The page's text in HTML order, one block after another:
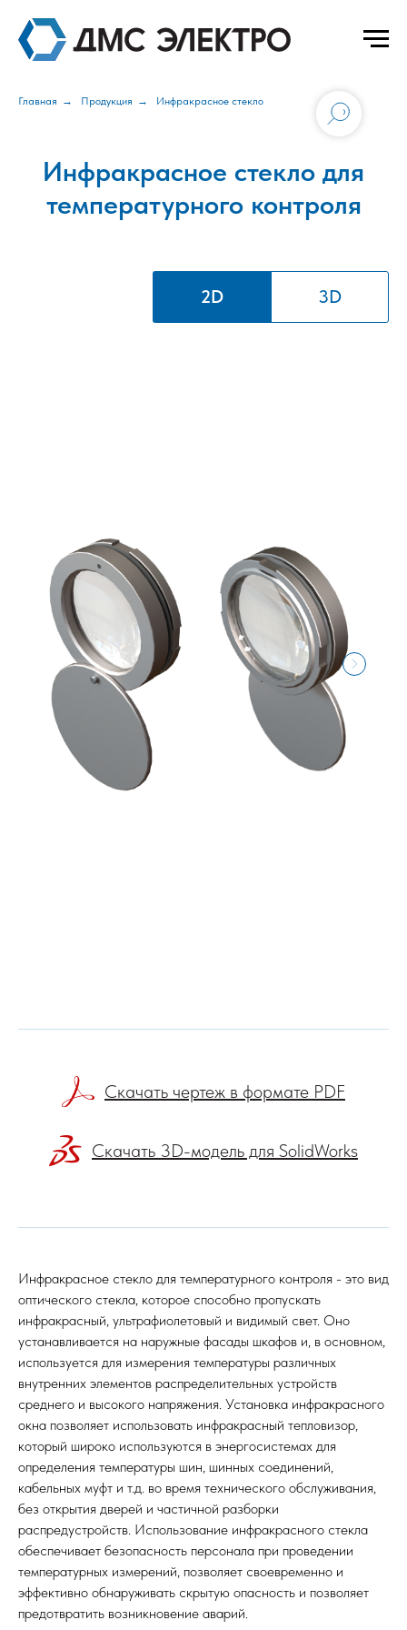
Главная → Продукция → Инфракрасное стекло
Инфракрасное стекло для
температурного контроля
2D 3D
Скачать чертеж в формате PDF
Скачать 3D-модель для SolidWorks
Инфракрасное стекло для температурного контроля - это вид
оптического стекла, которое способно пропускать
инфракрасный, ультрафиолетовый и видимый свет. Оно
устанавливается на наружные фасады шкафов и, в основном,
используется для измерения температуры различных
внутренних элементов распределительных устройств
среднего и высокого напряжения. Установка инфракрасного
окна позволяет использовать инфракрасный тепловизор,
который широко используются в энергосистемах для
определения температуры шин, шинных соединений,
кабельных муфт и т.д. во время технического обслуживания,
без открытия дверей и частичной разборки
распредустройств. Использование инфракрасного стекла
обеспечивает безопасность персонала при проведении
температурных измерений, позволяет своевременно и
эффективно обнаруживать скрытую опасность и позволяет
предотвратить возникновение аварий.